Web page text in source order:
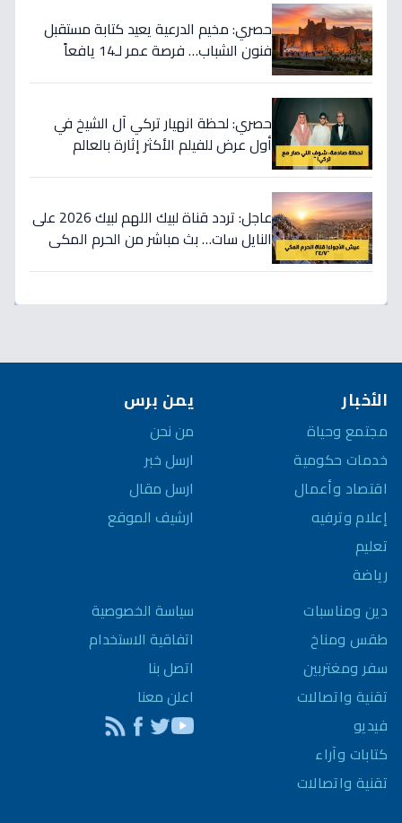
حصري: مخيم الدرعية يعيد كتابة مستقبل
فنون الشباب… فرصة عمر لـ14 يافعاً
حصري: لحظة انهيار تركي آل الشيخ في
أول عرض للفيلم الأكثر إثارة بالعالم
عاجل: تردد قناة لبيك اللهم لبيك 2026 على
النايل سات… بث مباشر من الحرم المكي
الأخبار
مجتمع وحياة
خدمات حكومية
اقتصاد وأعمال
إعلام وترفيه
تعليم
رياضة
دين ومناسبات
طقس ومناخ
سفر ومغتربين
تقنية واتصالات
فيديو
كتابات وآراء
تقنية واتصالات
يمن برس
من نحن
ارسل خبر
ارسل مقال
ارشيف الموقع
سياسة الخصوصية
اتفاقية الاستخدام
اتصل بنا
اعلن معنا